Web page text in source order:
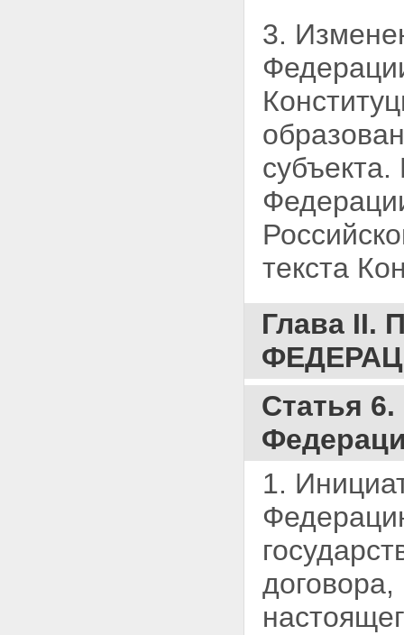
3.
текста
Глава
Статья
1.
договора,